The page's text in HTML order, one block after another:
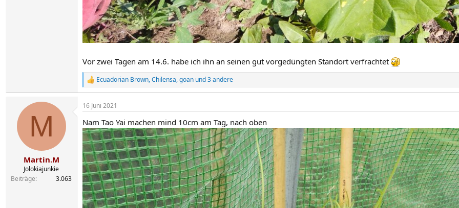
Vor zwei Tagen am 14.6. habe ich ihn an seinen gut vorgedüngten Standort verfrachtet
R
e
k
i
o
n
n
:
Ecuadorian Brown,Chilensa,goan und 3 andere
M
Martin.M
Jolokiajunkie
Beiträge
3.063
16 Juni 2021
Nam Tao Yai machen mind 10cm am Tag, nach oben